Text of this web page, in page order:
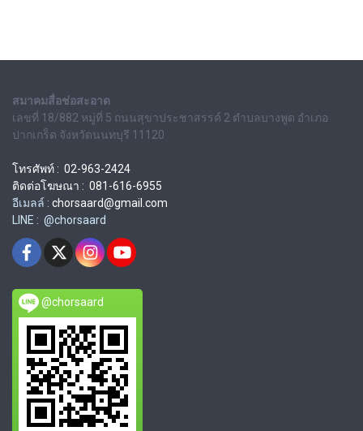
สมาคมสื่อช่อสะอาด
เลขที่ 18/882 หมู่ที่ 5 ถนนสุขาประชาสรรค์ 2 ตำบลบางพูด อำเภอ
ปากเกร็ด จังหวัดนนทบุรี 11120
โทรศัพท์ : 02-963-2424
ติดต่อโฆษณา : 081-616-6955
อีเมลล์ : chorsaard@gmail.com
LINE : @chorsaard
@chorsaard